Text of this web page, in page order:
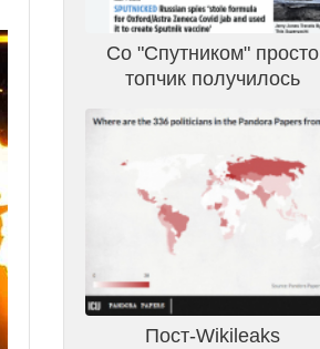
Со "Спутником" просто
топчик получилось
Пост-Wikileaks